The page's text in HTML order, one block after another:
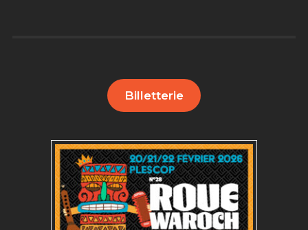
Billetterie